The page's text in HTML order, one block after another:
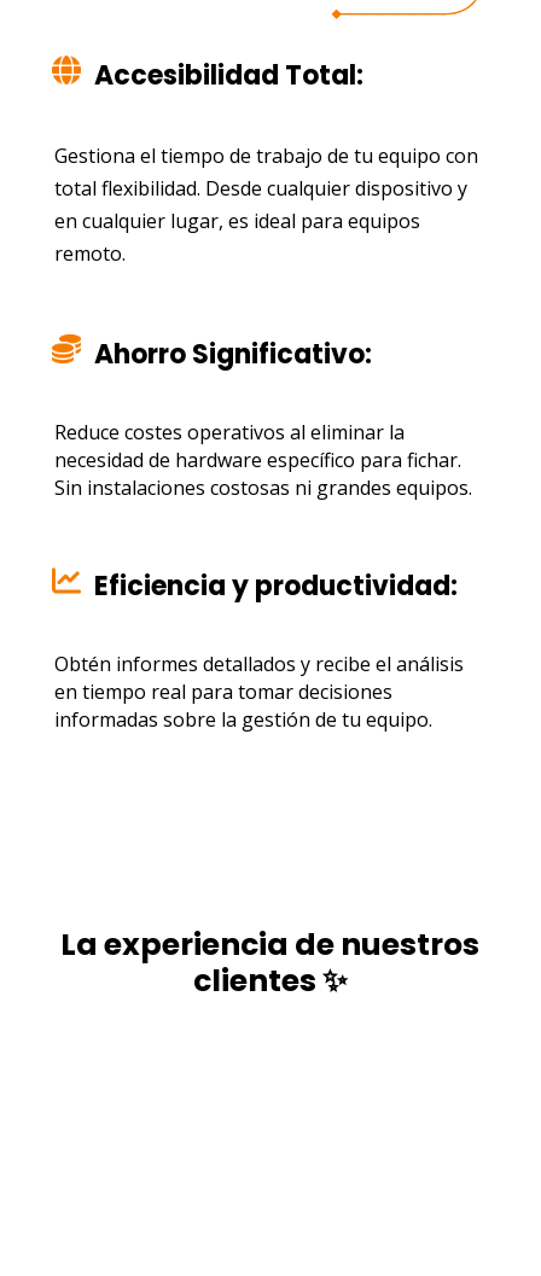
Accesibilidad Total:
Gestiona el tiempo de trabajo de tu equipo con
total flexibilidad. Desde cualquier dispositivo y
en cualquier lugar, es ideal para equipos
remoto.
Ahorro Significativo:
Reduce costes operativos al eliminar la
necesidad de hardware específico para fichar.
Sin instalaciones costosas ni grandes equipos.
Eficiencia y productividad:
Obtén informes detallados y recibe el análisis
en tiempo real para tomar decisiones
informadas sobre la gestión de tu equipo.
La experiencia de nuestros
clientes ✨